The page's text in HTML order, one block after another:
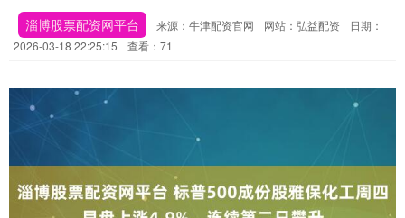
淄博股票配资网平台 来源：牛津配资官网 网站：弘益配资
日期：
2026-03-18 22:25:15
查看：71